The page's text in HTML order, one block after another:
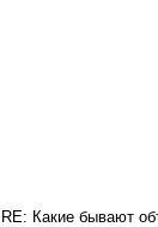
RE: Какие бывают